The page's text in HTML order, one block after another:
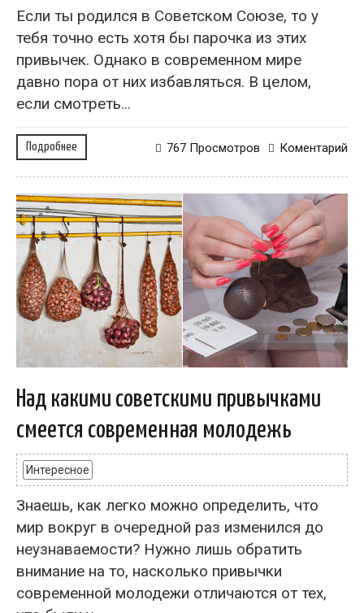
Если ты родился в Советском Союзе, то у
тебя точно есть хотя бы парочка из этих
привычек. Однако в современном мире
давно пора от них избавляться. В целом,
если смотреть...
Подробнее Коментарий
767 Просмотров
Над какими советскими привычками
смеется современная молодежь
Интересное
Знаешь, как легко можно определить, что
мир вокруг в очередной раз изменился до
неузнаваемости? Нужно лишь обратить
внимание на то, насколько привычки
современной молодежи отличаются от тех,